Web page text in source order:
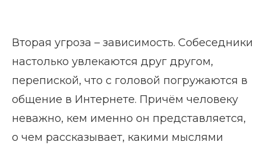
Вторая угроза – зависимость. Собеседники
настолько увлекаются друг другом,
перепиской, что с головой погружаются в
общение в Интернете. Причём человеку
неважно, кем именно он представляется,
о чем рассказывает, какими мыслями